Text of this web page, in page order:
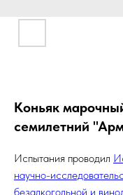
Коньяк
семилетний
Испытания проводил
научно-
безалкогольной и